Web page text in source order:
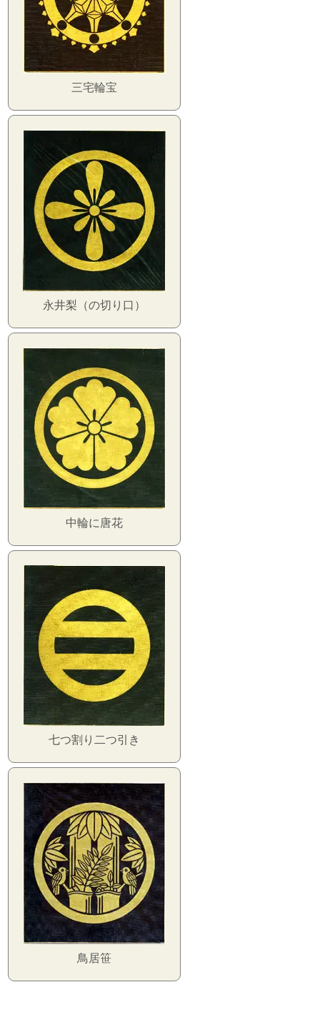
三宅輪宝
永井梨（の切り口）
中輪に唐花
七つ割り二つ引き
鳥居笹